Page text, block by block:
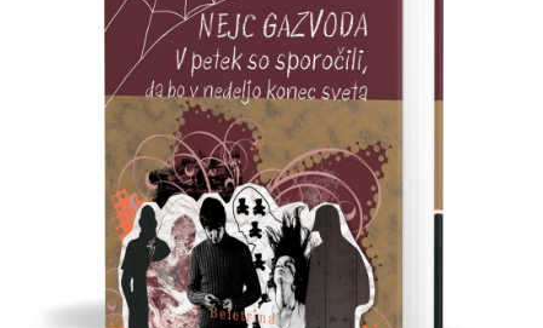
Prijava na e-novice
Foreign Rights